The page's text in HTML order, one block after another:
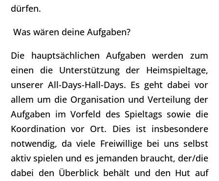
dürfen.
Was wären deine Aufgaben?
Die hauptsächlichen Aufgaben werden zum
einen die Unterstützung der Heimspieltage,
unserer All-Days-Hall-Days. Es geht dabei vor
allem um die Organisation und Verteilung der
Aufgaben im Vorfeld des Spieltags sowie die
Koordination vor Ort. Dies ist insbesondere
notwendig, da viele Freiwillige bei uns selbst
aktiv spielen und es jemanden braucht, der/die
dabei den Überblick behält und den Hut auf